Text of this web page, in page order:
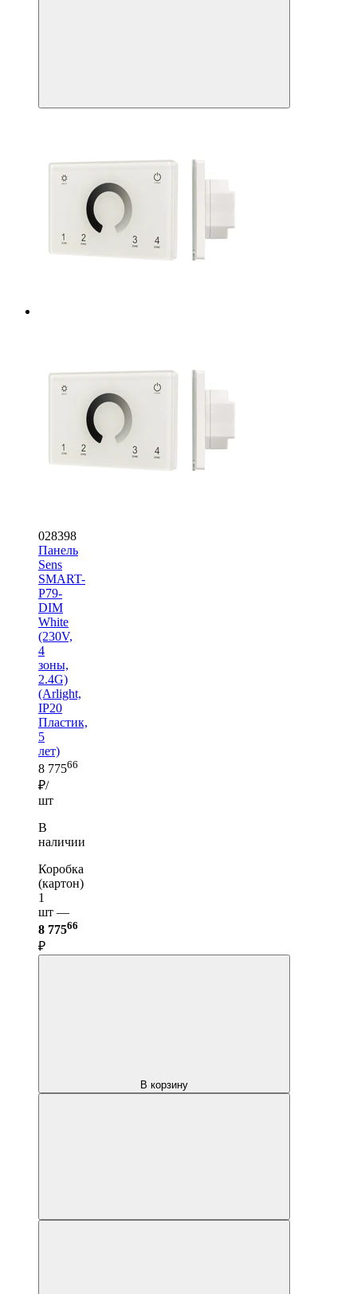
028398
Панель
Sens
SMART-
P79-
DIM
White
(230V,
4
зоны,
2.4G)
(Arlight,
IP20
Пластик,
5
лет)
8 77566
₽/
шт
В
наличии
Коробка
(картон)
1
шт —
8 77566
₽
В корзину